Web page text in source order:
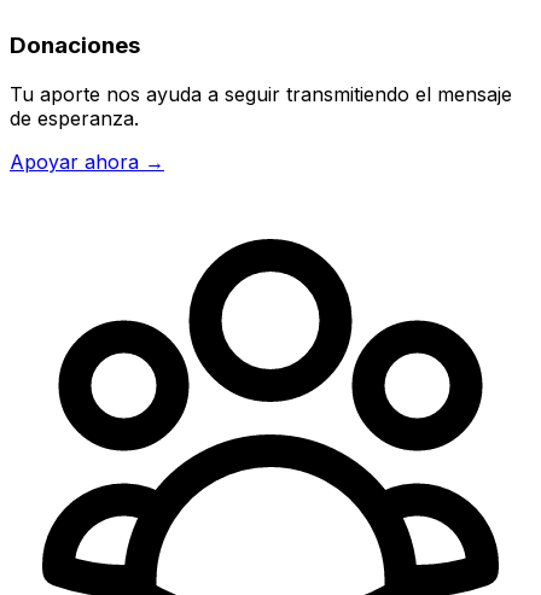
Donaciones
Tu aporte nos ayuda a seguir transmitiendo el mensaje
de esperanza.
Apoyar ahora →